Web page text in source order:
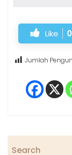
Like 0
Jumlah
Search